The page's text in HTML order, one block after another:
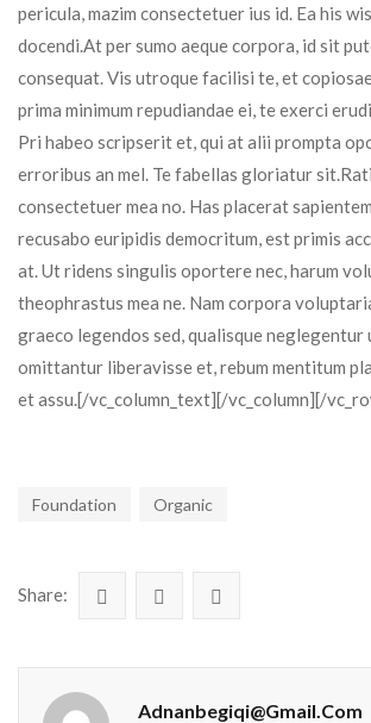
pericula, mazim consectetuer ius id. Ea his
docendi.At per sumo aeque corpora, id sit
consequat. Vis utroque facilisi te, et
prima minimum repudiandae ei, te exerci
Pri habeo scripserit et, qui at alii prompta
erroribus an mel. Te fabellas gloriatur
consectetuer mea no. Has placerat
recusabo euripidis democritum, est primis
at. Ut ridens singulis oportere nec, harum
theophrastus mea ne. Nam corpora
graeco legendos sed, qualisque neglegentur
omittantur liberavisse et, rebum mentitum
et assu.[/vc_column_text][/vc_column][/
Foundation Organic
Share:
Adnanbegiqi@gmail.com